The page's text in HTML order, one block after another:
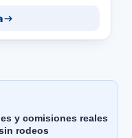
y comisiones reales
rodeos